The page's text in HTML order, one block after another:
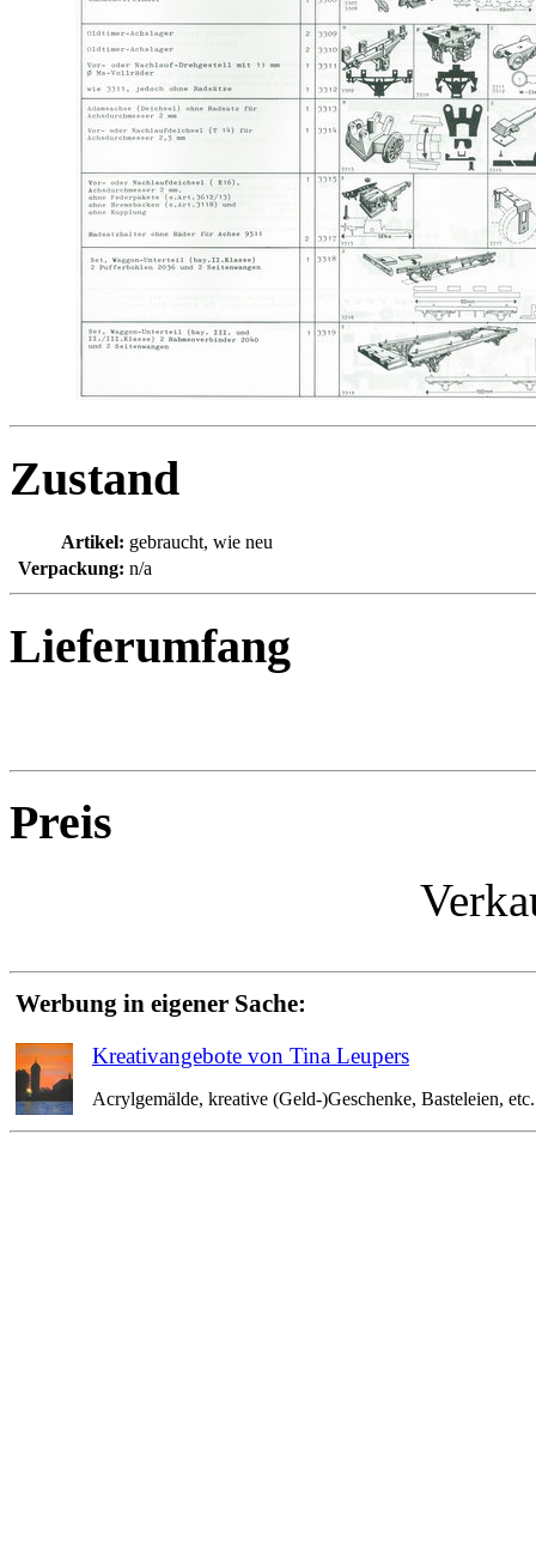
Zustand
Artikel: gebraucht, wie neu
Verpackung: n/a
Lieferumfang
Preis
Werbung in eigener Sache:
Kreativangebote von Tina Leupers
Acrylgemälde, kreative (Geld-)Geschenke, Basteleien,